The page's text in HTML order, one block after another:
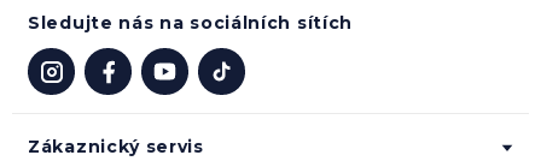
Zákaznický servis
Sledujte nás na sociálních sítích